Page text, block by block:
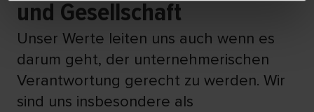
und Gesellschaft
Unser Werte leiten uns auch wenn es
darum geht, der unternehmerischen
Verantwortung gerecht zu werden. Wir
sind uns insbesondere als